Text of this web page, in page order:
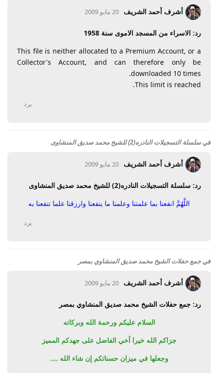
أشرف أحمد الشريف 20 مايو 2009
رد: الاسراء من المسجد الاموى سنة 1958
This file is neither allocated to a Premium Account, or a
Collector's Account, and can therefore only be
downloaded 10 times.
This limit is reached.
يرد
فيسلسلة التسجيلات النادره(2) للشيخ محمد صديق المنشاوى
أشرف أحمد الشريف 20 مايو 2009
رد: سلسلة التسجيلات النادره(2) للشيخ محمد صديق المنشاوى
اللَّهُمَّ انفعنا بما علمتنا وعلمنا ما ينفعنا وارزقنا علما تنفعنا به
يرد
فيجمع حفلات الشيخ محمد صديق المنشاوي بمصر
أشرف أحمد الشريف 20 مايو 2009
رد: جمع حفلات الشيخ محمد صديق المنشاوي بمصر
السلام عليكم ورحمة الله وبركاته
جزاكم الله خيرا أخي الفاضل على جهدكم المميز
وجعلها في ميزان حسناتكم إن شاء الله ....